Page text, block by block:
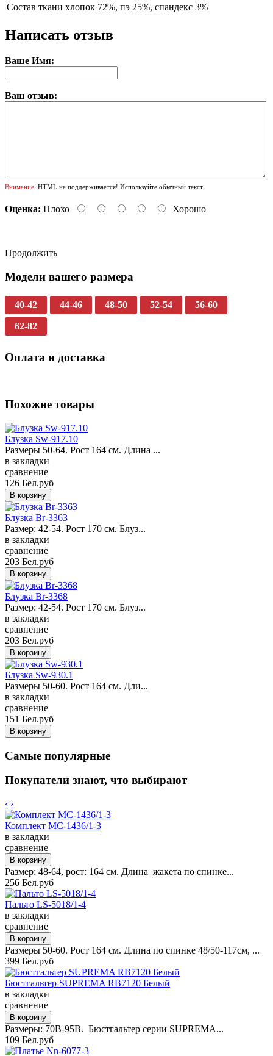
Состав ткани хлопок 72%, пэ 25%, спандекс 3%
Написать отзыв
Ваше Имя:
Ваш отзыв:
Внимание: HTML не поддерживается! Используйте обычный текст.
Оценка: Плохо Хорошо
Продолжить
Модели вашего размера
40-42 44-46 48-50 52-54 56-60
62-82
Оплата и доставка
Похожие товары
Блузка Sw-917.10
Размеры 50-64. Рост 164 см. Длина ...
в закладки
сравнение
126 Бел.руб
Блузка Br-3363
Размер: 42-54. Рост 170 см. Блуз...
в закладки
сравнение
203 Бел.руб
Блузка Br-3368
Размер: 42-54. Рост 170 см. Блуз...
в закладки
сравнение
203 Бел.руб
Блузка Sw-930.1
Размеры 50-60. Рост 164 см. Дли...
в закладки
сравнение
151 Бел.руб
Самые популярные
Покупатели знают, что выбирают
‹ ›
Комплект MC-1436/1-3
в закладки
сравнение
Размер: 48-64, рост: 164 см. Длина жакета по спинке...
256 Бел.руб
Пальто LS-5018/1-4
в закладки
сравнение
Размеры 50-60. Рост 164 см. Длина по спинке 48/50-117см, ...
399 Бел.руб
Бюстгальтер SUPREMA RB7120 Белый
в закладки
сравнение
Размеры: 70B-95B. Бюстгальтер серии SUPREMA...
109 Бел.руб